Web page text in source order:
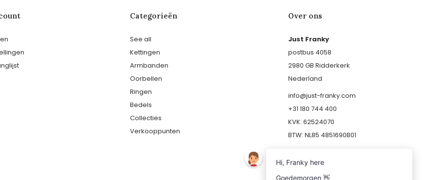
Categorieën
See all
Kettingen
Armbanden
Oorbellen
Ringen
Bedels
Collecties
Verkooppunten
Over ons
Just Franky
postbus 4058
2980 GB Ridderkerk
Nederland
info@just-franky.com
+31 180 744 400
KVK: 62524070
BTW: NL85 4851690B01